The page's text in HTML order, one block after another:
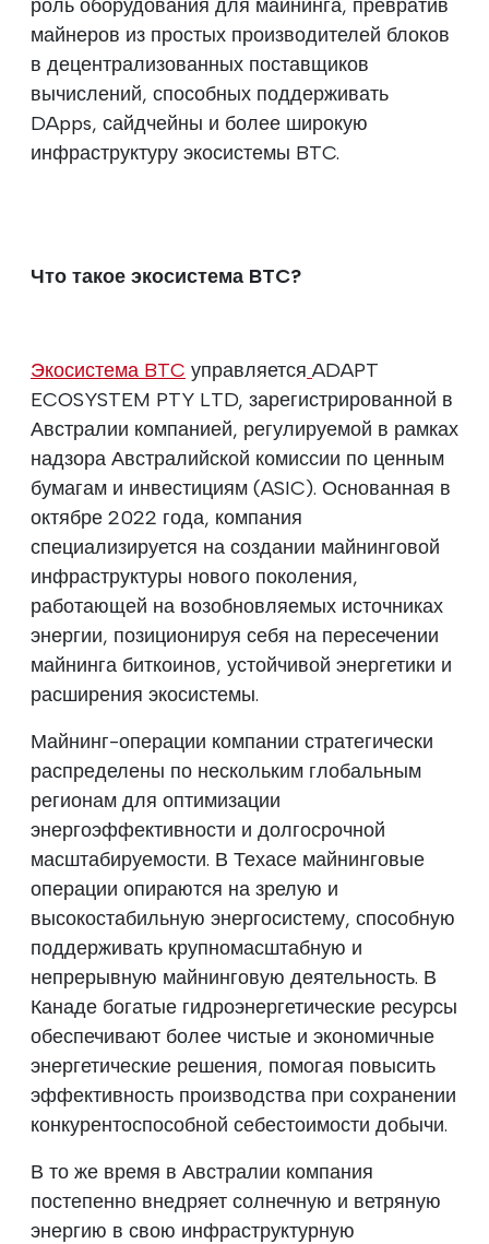
роль оборудования для майнинга, превратив
майнеров из простых производителей блоков
в децентрализованных поставщиков
вычислений, способных поддерживать
DApps, сайдчейны и более широкую
инфраструктуру экосистемы BTC.
Что такое экосистема BTC?
Экосистема BTC управляется ADAPT
ECOSYSTEM PTY LTD, зарегистрированной в
Австралии компанией, регулируемой в рамках
надзора Австралийской комиссии по ценным
бумагам и инвестициям (ASIC). Основанная в
октябре 2022 года, компания
специализируется на создании майнинговой
инфраструктуры нового поколения,
работающей на возобновляемых источниках
энергии, позиционируя себя на пересечении
майнинга биткоинов, устойчивой энергетики и
расширения экосистемы.
Майнинг-операции компании стратегически
распределены по нескольким глобальным
регионам для оптимизации
энергоэффективности и долгосрочной
масштабируемости. В Техасе майнинговые
операции опираются на зрелую и
высокостабильную энергосистему, способную
поддерживать крупномасштабную и
непрерывную майнинговую деятельность. В
Канаде богатые гидроэнергетические ресурсы
обеспечивают более чистые и экономичные
энергетические решения, помогая повысить
эффективность производства при сохранении
конкурентоспособной себестоимости добычи.
В то же время в Австралии компания
постепенно внедряет солнечную и ветряную
энергию в свою инфраструктурную